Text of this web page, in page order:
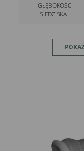
GŁĘBOKOŚĆ
SIEDZISKA
SIEDZISKA